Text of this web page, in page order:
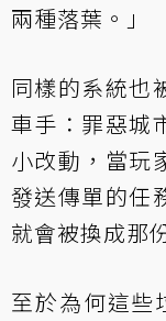
兩種落葉。」
同樣的系統也
車手：罪惡城
小改動，當玩
發送傳單的任
就會被換成那
至於為何這些